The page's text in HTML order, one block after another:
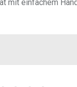
mit einfachem